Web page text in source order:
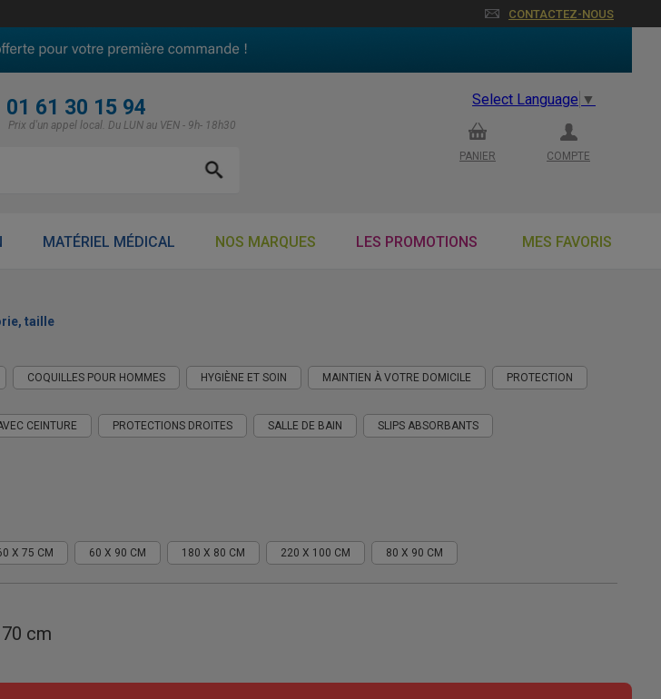
CONTACTEZ-NOUS
01 61 30 15 94
Prix d'un appel local. Du LUN au VEN - 9h- 18h30
Select Language ▼
PANIER COMPTE
MATÉRIEL MÉDICAL NOS MARQUES LES PROMOTIONS MES FAVORIS
taille
COQUILLES POUR HOMMES HYGIÈNE ET SOIN MAINTIEN À VOTRE DOMICILE PROTECTION
CEINTURE PROTECTIONS DROITES SALLE DE BAIN SLIPS ABSORBANTS
X 75 CM 60 X 90 CM 180 X 80 CM 220 X 100 CM 80 X 90 CM
cm